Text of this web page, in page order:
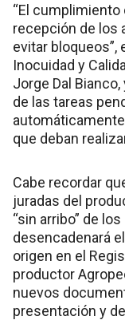
“El
recepción de los
evitar bloqueos”,
Inocuidad y
Jorge Dal
de las tareas
que deban
Cabe recordar
juradas del
“sin arribo” de
desencadenará
origen en el
productor
nuevos
presentación y